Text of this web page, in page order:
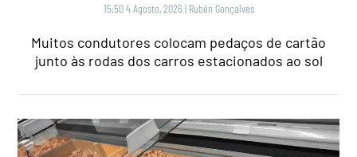
15:50 4 Agosto, 2026 | Rubén Gonçalves
Muitos condutores colocam pedaços de cartão
junto às rodas dos carros estacionados ao sol